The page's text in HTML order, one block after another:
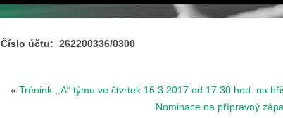
Číslo účtu: 262200336/0300
« Trénink ,,A“ týmu ve čtvrtek 16.3.2017 od 17:30 hod. na
Nominace na přípravný